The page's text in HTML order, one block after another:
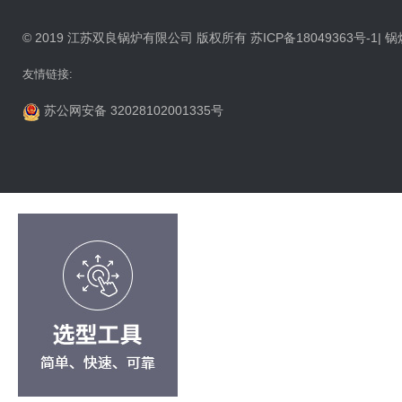
© 2019 江苏双良锅炉有限公司 版权所有 苏ICP备18049363号-1| 锅
友情链接:
苏公网安备 32028102001335号